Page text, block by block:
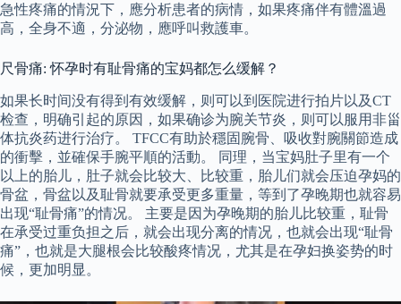
急性疼痛的情況下，應分析患者的病情，如果疼痛伴有體溫過
高，全身不適，分泌物，應呼叫救護車。
尺骨痛: 怀孕时有耻骨痛的宝妈都怎么缓解？
如果长时间没有得到有效缓解，则可以到医院进行拍片以及CT
检查，明确引起的原因，如果确诊为腕关节炎，则可以服用非甾
体抗炎药进行治疗。 TFCC有助於穩固腕骨、吸收對腕關節造成
的衝擊，並確保手腕平順的活動。 同理，当宝妈肚子里有一个
以上的胎儿，肚子就会比较大、比较重，胎儿们就会压迫孕妈的
骨盆，骨盆以及耻骨就要承受更多重量，等到了孕晚期也就容易
出现“耻骨痛”的情况。 主要是因为孕晚期的胎儿比较重，耻骨
在承受过重负担之后，就会出现分离的情况，也就会出现“耻骨
痛”，也就是大腿根会比较酸疼情况，尤其是在孕妇换姿势的时
候，更加明显。